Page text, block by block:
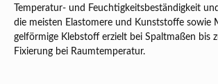
Temperatur- und Feuchtigkeitsbeständigkeit
die meisten Elastomere und Kunststoffe sowie
gelförmige Klebstoff erzielt bei Spaltmaßen bis
Fixierung bei Raumtemperatur.